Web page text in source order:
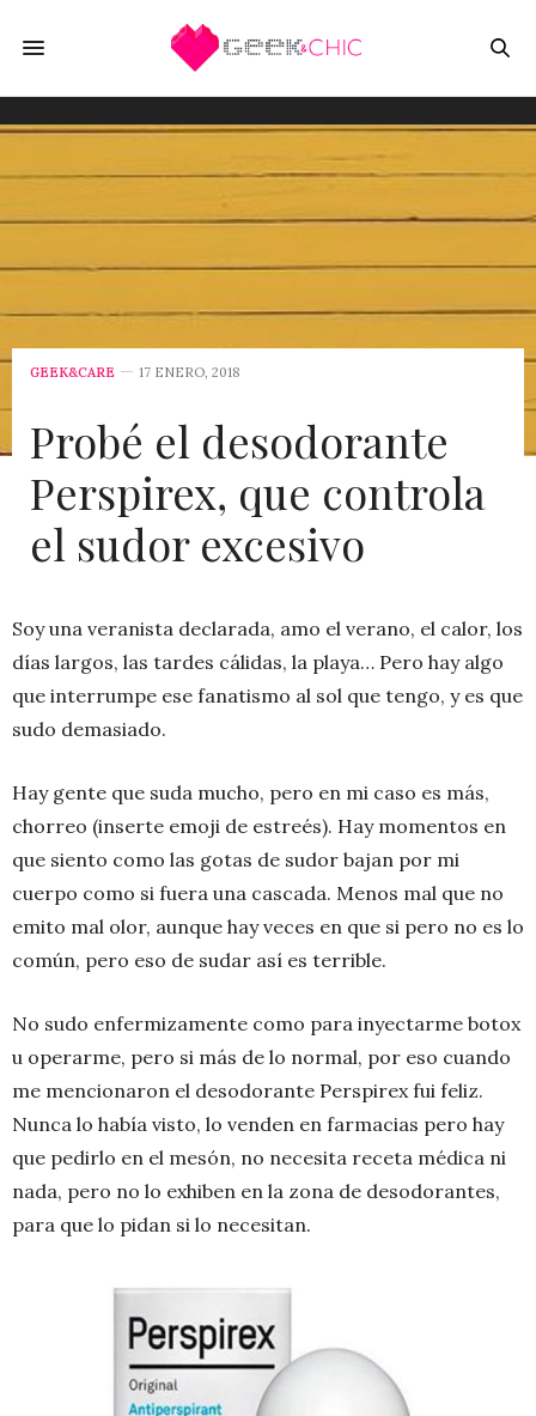
GEEK&CARE 17 ENERO, 2018
Probé el desodorante
Perspirex, que controla
el sudor excesivo
Soy una veranista declarada, amo el verano, el calor, los
días largos, las tardes cálidas, la playa… Pero hay algo
que interrumpe ese fanatismo al sol que tengo, y es que
sudo demasiado.
Hay gente que suda mucho, pero en mi caso es más,
chorreo (inserte emoji de estreés). Hay momentos en
que siento como las gotas de sudor bajan por mi
cuerpo como si fuera una cascada. Menos mal que no
emito mal olor, aunque hay veces en que si pero no es lo
común, pero eso de sudar así es terrible.
No sudo enfermizamente como para inyectarme botox
u operarme, pero si más de lo normal, por eso cuando
me mencionaron el desodorante Perspirex fui feliz.
Nunca lo había visto, lo venden en farmacias pero hay
que pedirlo en el mesón, no necesita receta médica ni
nada, pero no lo exhiben en la zona de desodorantes,
para que lo pidan si lo necesitan.